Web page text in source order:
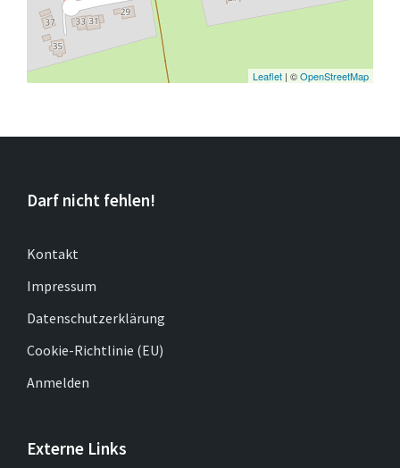
Leaflet | ©OpenStreetMap
Darf nicht fehlen!
Kontakt
Impressum
Datenschutzerklärung
Cookie-Richtlinie (EU)
Anmelden
Externe Links